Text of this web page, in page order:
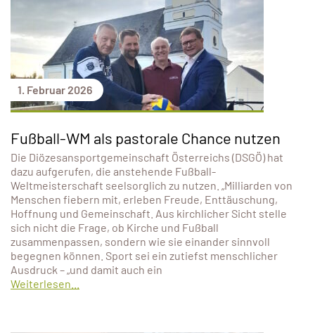
1. Februar 2026
Fußball-WM als pastorale Chance nutzen
Die Diözesansportgemeinschaft Österreichs (DSGÖ) hat
dazu aufgerufen, die anstehende Fußball-
Weltmeisterschaft seelsorglich zu nutzen. „Milliarden von
Menschen fiebern mit, erleben Freude, Enttäuschung,
Hoffnung und Gemeinschaft. Aus kirchlicher Sicht stelle
sich nicht die Frage, ob Kirche und Fußball
zusammenpassen, sondern wie sie einander sinnvoll
begegnen können. Sport sei ein zutiefst menschlicher
Ausdruck – „und damit auch ein
Weiterlesen...